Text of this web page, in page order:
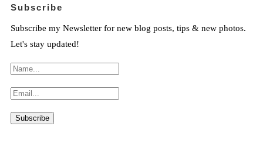
Subscribe
Subscribe my Newsletter for new blog posts, tips & new photos.
Let's stay updated!